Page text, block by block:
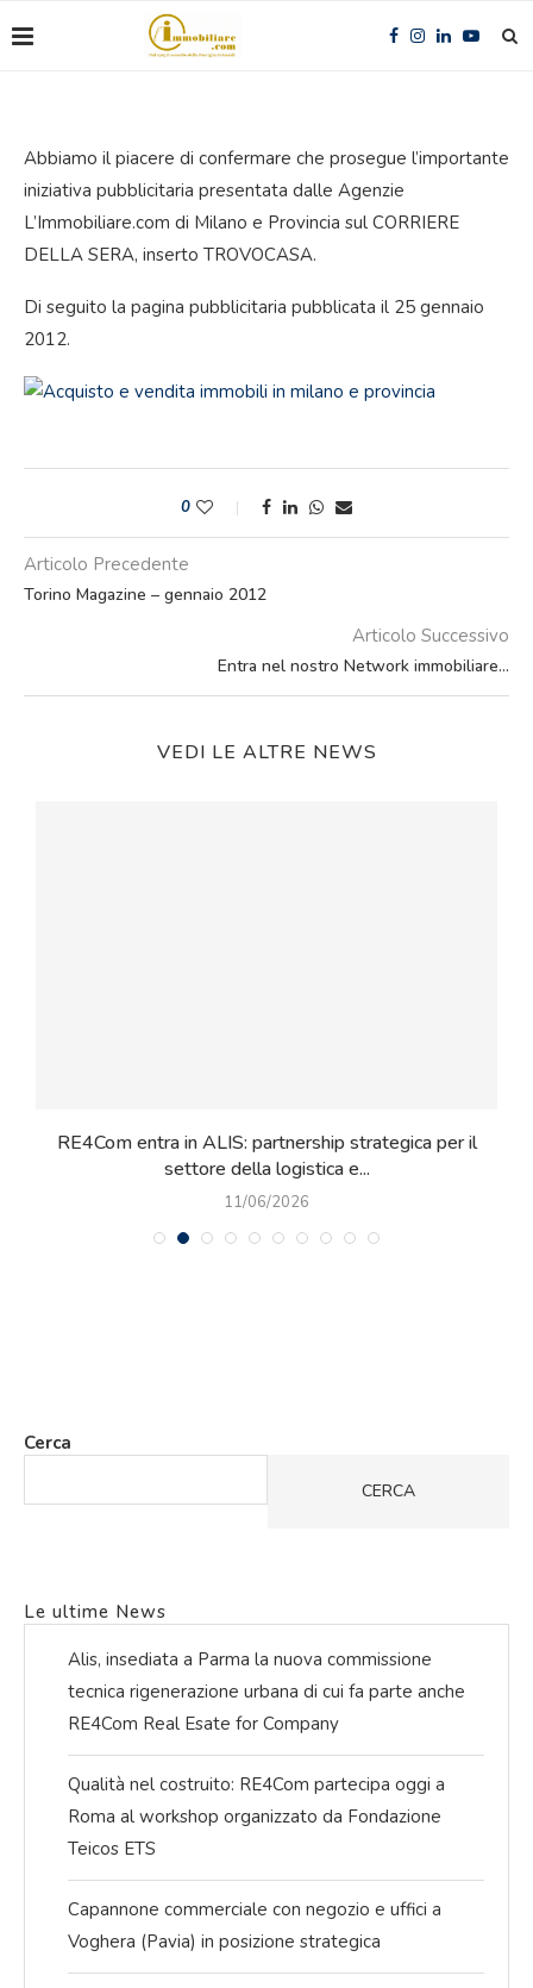
Abbiamo il piacere di confermare che prosegue l’importante
iniziativa pubblicitaria presentata dalle Agenzie
L’Immobiliare.com di Milano e Provincia sul CORRIERE
DELLA SERA, inserto TROVOCASA.
Di seguito la pagina pubblicitaria pubblicata il 25 gennaio
2012.
0
Articolo Precedente
Torino Magazine – gennaio 2012
Articolo Successivo
Entra nel nostro Network immobiliare…
VEDI LE ALTRE NEWS
RE4Com entra in ALIS: partnership strategica per il
settore della logistica e...
11/06/2026
Cerca
CERCA
Le ultime News
Alis, insediata a Parma la nuova commissione
tecnica rigenerazione urbana di cui fa parte anche
RE4Com Real Esate for Company
Qualità nel costruito: RE4Com partecipa oggi a
Roma al workshop organizzato da Fondazione
Teicos ETS
Capannone commerciale con negozio e uffici a
Voghera (Pavia) in posizione strategica